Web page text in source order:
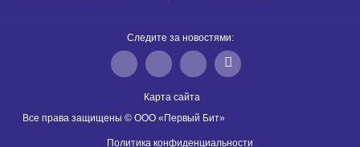
Следите за новостями:
Карта сайта
Все права защищены © ООО «Первый Бит»
Политика конфиденциальности